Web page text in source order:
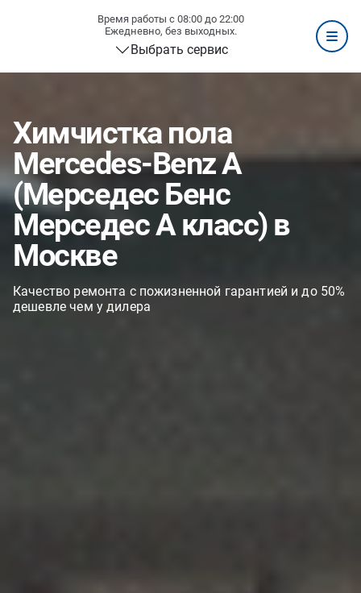
Время работы с 08:00 до 22:00
Ежедневно, без выходных.
Выбрать сервис
Химчистка пола
Mercedes-Benz A
(Мерседес Бенс
Мерседес А класс) в
Москве
Качество ремонта с пожизненной гарантией и до 50%
дешевле чем у дилера